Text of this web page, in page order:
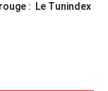
: Le Tunindex